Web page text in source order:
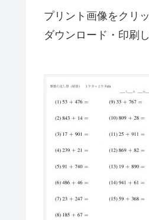
プリント画像をクリ
ダウンロード・印刷